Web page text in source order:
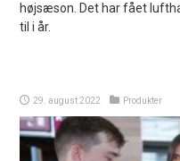
højsæson. Det har fået
til i år.
29. august 2022 Produkter